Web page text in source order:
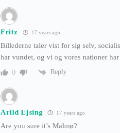
Fritz 17 years ago
Billederne taler vist for sig selv,
har vundet, og vi og vores nationer har
0 Reply
Arild Ejsing 17 years ago
Are you sure it’s Malmø?